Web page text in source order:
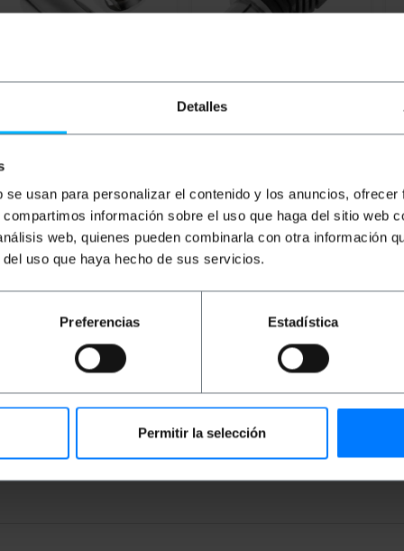
Detalles
usan para personalizar el contenido y los anuncios,
información sobre el uso que haga del sitio web
web, quienes pueden combinarla con otra información
uso que haya hecho de sus servicios.
Preferencias Estadística
Permitir la selección
coassiale maschio del cavo
PVP
0,97€
0,97€ IVA inc.
PVD
0,86€
Consegna immediata REF: RC014
Quantità
BEMATIK
PVP
1,05
0,42€
0,42€IVA inc.
PVD
€
0,37€
Consegna immediata
Quantità